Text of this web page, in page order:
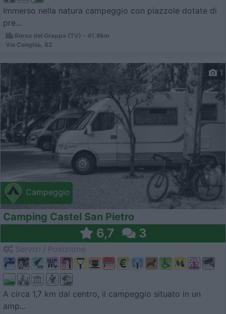
Immerso nella natura campeggio con piazzole dotate di
pre...
Borso del Grappa (TV) - 41.9km
Via Cenghia, 82
Campeggio
1
Camping Castel San Pietro
6,7 3
A circa 1,7 km dal centro, il campeggio situato in un
amp...